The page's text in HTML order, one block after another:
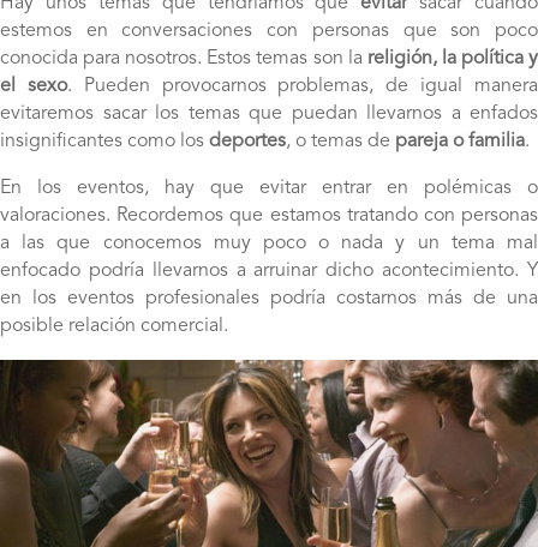
estemos en conversaciones con personas que son poco
conocida para nosotros. Estos temas son la religión, la política y
el sexo. Pueden provocarnos problemas, de igual manera
evitaremos sacar los temas que puedan llevarnos a enfados
insignificantes como los deportes, o temas de pareja o familia.
En los eventos, hay que evitar entrar en polémicas o
valoraciones. Recordemos que estamos tratando con personas
a las que conocemos muy poco o nada y un tema mal
enfocado podría llevarnos a arruinar dicho acontecimiento. Y
en los eventos profesionales podría costarnos más de una
posible relación comercial.